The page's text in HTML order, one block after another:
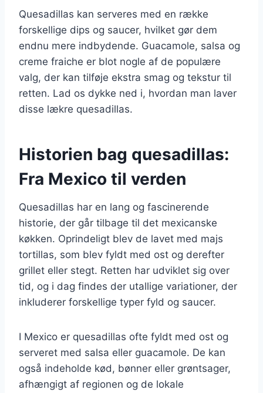
Quesadillas kan serveres med en række
forskellige dips og saucer, hvilket gør dem
endnu mere indbydende. Guacamole, salsa og
creme fraiche er blot nogle af de populære
valg, der kan tilføje ekstra smag og tekstur til
retten. Lad os dykke ned i, hvordan man laver
disse lækre quesadillas.
Historien bag quesadillas:
Fra Mexico til verden
Quesadillas har en lang og fascinerende
historie, der går tilbage til det mexicanske
køkken. Oprindeligt blev de lavet med majs
tortillas, som blev fyldt med ost og derefter
grillet eller stegt. Retten har udviklet sig over
tid, og i dag findes der utallige variationer, der
inkluderer forskellige typer fyld og saucer.
I Mexico er quesadillas ofte fyldt med ost og
serveret med salsa eller guacamole. De kan
også indeholde kød, bønner eller grøntsager,
afhængigt af regionen og de lokale